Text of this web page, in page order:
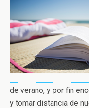
de verano, y por fin
y tomar distancia de